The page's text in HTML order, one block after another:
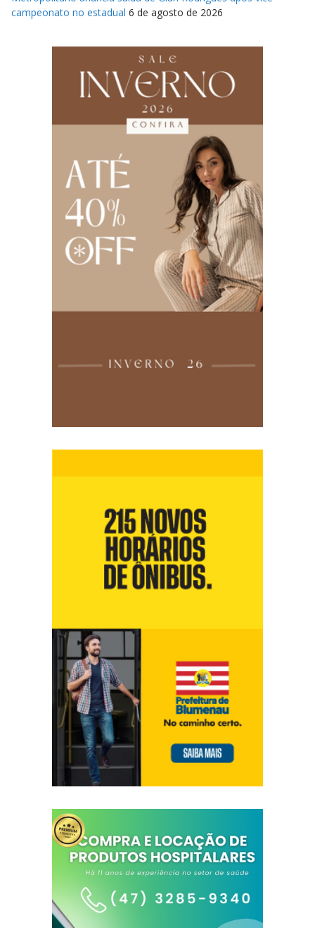
campeonato no estadual 6 de agosto de 2026